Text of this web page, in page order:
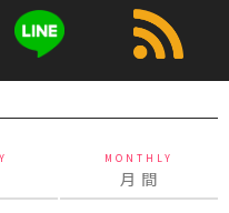
MONTHLY
月 間